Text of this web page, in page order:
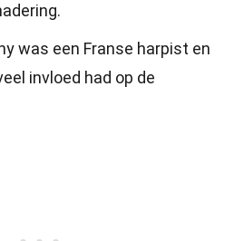
was een Franse harpist en
invloed had op de